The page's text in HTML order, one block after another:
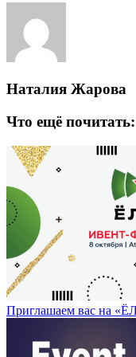
Наталия Жарова
Что ещё почитать:
Приглашаем вас на